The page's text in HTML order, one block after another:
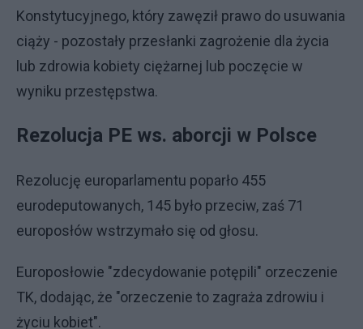
Konstytucyjnego, który zawęził prawo do usuwania
ciąży - pozostały przesłanki zagrożenie dla życia
lub zdrowia kobiety ciężarnej lub poczęcie w
wyniku przestępstwa.
Rezolucja PE ws. aborcji w Polsce
Rezolucję europarlamentu poparło 455
eurodeputowanych, 145 było przeciw, zaś 71
europosłów wstrzymało się od głosu.
Europosłowie "zdecydowanie potępili" orzeczenie
TK, dodając, że "orzeczenie to zagraża zdrowiu i
życiu kobiet".